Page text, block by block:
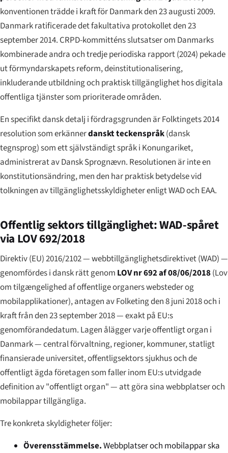
konventionen trädde i kraft för Danmark den 23 augusti 2009.
Danmark ratificerade det fakultativa protokollet den 23
september 2014. CRPD-kommitténs slutsatser om Danmarks
kombinerade andra och tredje periodiska rapport (2024) pekade
ut förmyndarskapets reform, deinstitutionalisering,
inkluderande utbildning och praktisk tillgänglighet hos digitala
offentliga tjänster som prioriterade områden.
En specifikt dansk detalj i fördragsgrunden är Folktingets 2014
resolution som erkännerdanskt teckenspråk(dansk
tegnsprog) som ett självständigt språk i Konungariket,
administrerat av Dansk Sprognævn. Resolutionen är inte en
konstitutionsändring, men den har praktisk betydelse vid
tolkningen av tillgänglighetsskyldigheter enligt WAD och EAA.
Offentlig sektors tillgänglighet: WAD-spåret
via LOV 692/2018
Direktiv (EU) 2016/2102 — webbtillgänglighetsdirektivet (WAD) —
genomfördes i dansk rätt genom LOV nr 692 af 08/06/2018(Lov
om tilgængelighed af offentlige organers websteder og
mobilapplikationer), antagen av Folketing den 8 juni 2018 och i
kraft från den 23 september 2018 — exakt på EU:s
genomförandedatum. Lagen ålägger varje offentligt organ i
Danmark — central förvaltning, regioner, kommuner, statligt
finansierade universitet, offentligsektors sjukhus och de
offentligt ägda företagen som faller inom EU:s utvidgade
definition av "offentligt organ" — att göra sina webbplatser och
mobilappar tillgängliga.
Tre konkreta skyldigheter följer:
Överensstämmelse.Webbplatser och mobilappar ska